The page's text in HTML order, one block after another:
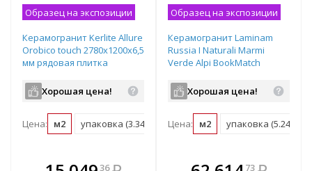
Образец на экспозиции
Керамогранит Kerlite Allure
Orobico touch 2780х1200х6,5
мм рядовая плитка
Хорошая цена!
Цена: м2 упаковка (3.34 м2) поддон (60.04 м2)
36 В комплекте
Образец на экспозиции
Керамогранит Laminam
Russia I Naturali Marmi
Verde Alpi BookMatch
мм рядовая плитка
LAMF0M0091_IT
Хорошая цена!
Цена: м2 упаковка (5.249 м2)
В комплекте 73